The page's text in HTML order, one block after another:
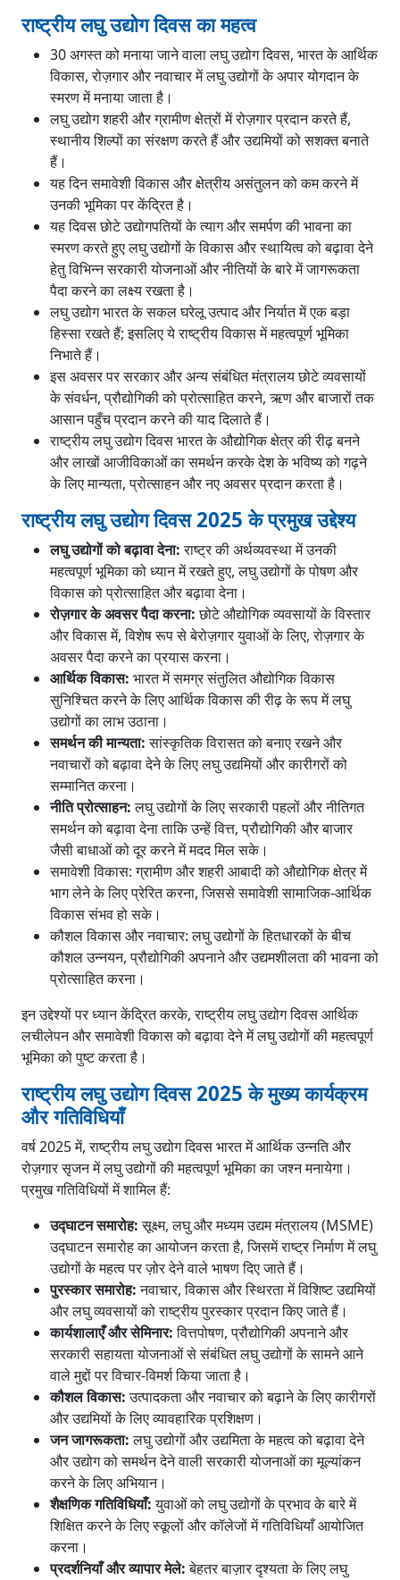
राष्ट्रीय लघु उद्योग दिवस का महत्व
30 अगस्त को मनाया जाने वाला लघु उद्योग दिवस, भारत के आर्थिक
विकास, रोज़गार और नवाचार में लघु उद्योगों के अपार योगदान के
स्मरण में मनाया जाता है।
लघु उद्योग शहरी और ग्रामीण क्षेत्रों में रोज़गार प्रदान करते हैं,
स्थानीय शिल्पों का संरक्षण करते हैं और उद्यमियों को सशक्त बनाते
हैं।
यह दिन समावेशी विकास और क्षेत्रीय असंतुलन को कम करने में
उनकी भूमिका पर केंद्रित है।
यह दिवस छोटे उद्योगपतियों के त्याग और समर्पण की भावना का
स्मरण करते हुए लघु उद्योगों के विकास और स्थायित्व को बढ़ावा देने
हेतु विभिन्न सरकारी योजनाओं और नीतियों के बारे में जागरूकता
पैदा करने का लक्ष्य रखता है।
लघु उद्योग भारत के सकल घरेलू उत्पाद और निर्यात में एक बड़ा
हिस्सा रखते हैं; इसलिए ये राष्ट्रीय विकास में महत्वपूर्ण भूमिका
निभाते हैं।
इस अवसर पर सरकार और अन्य संबंधित मंत्रालय छोटे व्यवसायों
के संवर्धन, प्रौद्योगिकी को प्रोत्साहित करने, ऋण और बाजारों तक
आसान पहुँच प्रदान करने की याद दिलाते हैं।
राष्ट्रीय लघु उद्योग दिवस भारत के औद्योगिक क्षेत्र की रीढ़ बनने
और लाखों आजीविकाओं का समर्थन करके देश के भविष्य को गढ़ने
के लिए मान्यता, प्रोत्साहन और नए अवसर प्रदान करता है।
राष्ट्रीय लघु उद्योग दिवस 2025 के प्रमुख उद्देश्य
लघु उद्योगों को बढ़ावा देना:राष्ट्र की अर्थव्यवस्था में उनकी
महत्वपूर्ण भूमिका को ध्यान में रखते हुए, लघु उद्योगों के पोषण और
विकास को प्रोत्साहित और बढ़ावा देना।
रोज़गार के अवसर पैदा करना:छोटे औद्योगिक व्यवसायों के विस्तार
और विकास में, विशेष रूप से बेरोज़गार युवाओं के लिए, रोज़गार के
अवसर पैदा करने का प्रयास करना।
आर्थिक विकास: भारत में समग्र संतुलित औद्योगिक विकास
सुनिश्चित करने के लिए आर्थिक विकास की रीढ़ के रूप में लघु
उद्योगों का लाभ उठाना।
समर्थन की मान्यता:सांस्कृतिक विरासत को बनाए रखने और
नवाचारों को बढ़ावा देने के लिए लघु उद्यमियों और कारीगरों को
सम्मानित करना।
नीति प्रोत्साहन:लघु उद्योगों के लिए सरकारी पहलों और नीतिगत
समर्थन को बढ़ावा देना ताकि उन्हें वित्त, प्रौद्योगिकी और बाजार
जैसी बाधाओं को दूर करने में मदद मिल सके।
समावेशी विकास: ग्रामीण और शहरी आबादी को औद्योगिक क्षेत्र में
भाग लेने के लिए प्रेरित करना, जिससे समावेशी सामाजिक-आर्थिक
विकास संभव हो सके।
कौशल विकास और नवाचार: लघु उद्योगों के हितधारकों के बीच
कौशल उन्नयन, प्रौद्योगिकी अपनाने और उद्यमशीलता की भावना को
प्रोत्साहित करना।
इन उद्देश्यों पर ध्यान केंद्रित करके, राष्ट्रीय लघु उद्योग दिवस आर्थिक
लचीलेपन और समावेशी विकास को बढ़ावा देने में लघु उद्योगों की महत्वपूर्ण
भूमिका को पुष्ट करता है।
राष्ट्रीय लघु उद्योग दिवस 2025 के मुख्य कार्यक्रम
और गतिविधियाँ
वर्ष 2025 में, राष्ट्रीय लघु उद्योग दिवस भारत में आर्थिक उन्नति और
रोज़गार सृजन में लघु उद्योगों की महत्वपूर्ण भूमिका का जश्न मनायेगा।
प्रमुख गतिविधियों में शामिल हैं:
उद्घाटन समारोह:सूक्ष्म, लघु और मध्यम उद्यम मंत्रालय (MSME)
उद्घाटन समारोह का आयोजन करता है, जिसमें राष्ट्र निर्माण में लघु
उद्योगों के महत्व पर ज़ोर देने वाले भाषण दिए जाते हैं।
पुरस्कार समारोह:नवाचार, विकास और स्थिरता में विशिष्ट उद्यमियों
और लघु व्यवसायों को राष्ट्रीय पुरस्कार प्रदान किए जाते हैं।
कार्यशालाएँ और सेमिनार:वित्तपोषण, प्रौद्योगिकी अपनाने और
सरकारी सहायता योजनाओं से संबंधित लघु उद्योगों के सामने आने
वाले मुद्दों पर विचार-विमर्श किया जाता है।
कौशल विकास:उत्पादकता और नवाचार को बढ़ाने के लिए कारीगरों
और उद्यमियों के लिए व्यावहारिक प्रशिक्षण।
जन जागरूकता:लघु उद्योगों और उद्यमिता के महत्व को बढ़ावा देने
और उद्योग को समर्थन देने वाली सरकारी योजनाओं का मूल्यांकन
करने के लिए अभियान।
शैक्षणिक गतिविधियाँ:युवाओं को लघु उद्योगों के प्रभाव के बारे में
शिक्षित करने के लिए स्कूलों और कॉलेजों में गतिविधियाँ आयोजित
करना।
प्रदर्शनियाँ और व्यापार मेले:बेहतर बाज़ार दृश्यता के लिए लघु